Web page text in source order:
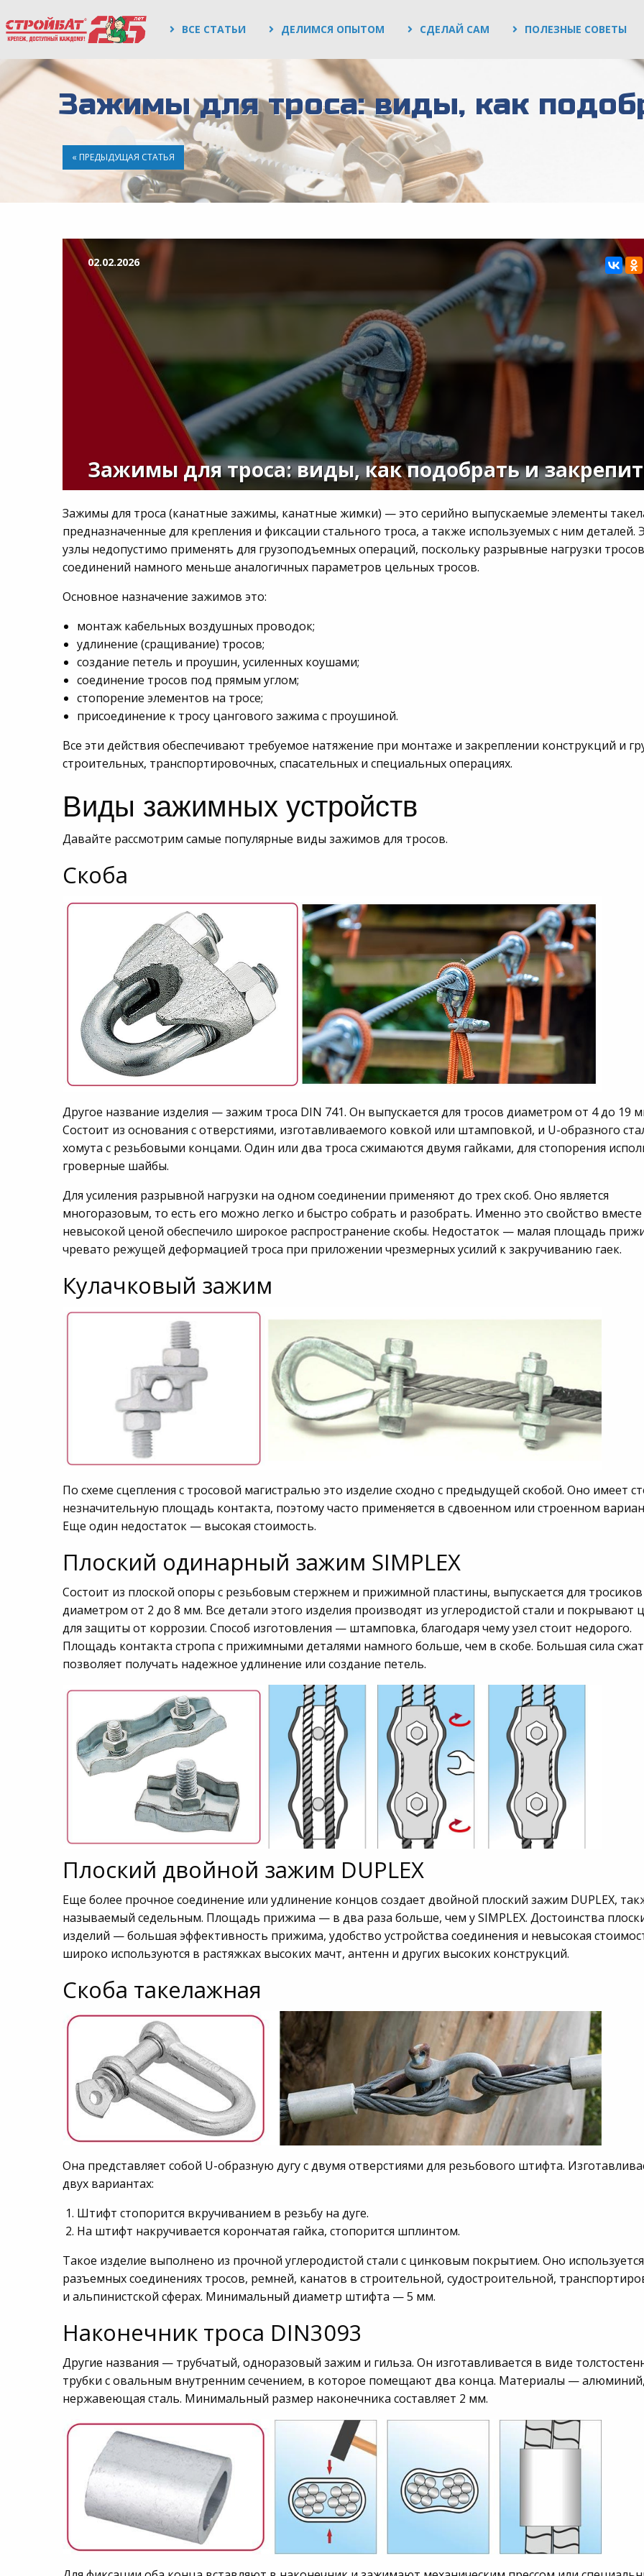
ВСЕ СТАТЬИ ДЕЛИМСЯ ОПЫТОМ СДЕЛАЙ САМ ПОЛЕЗНЫЕ СОВЕТЫ
Зажимы для троса: виды, как
« ПРЕДЫДУЩАЯ СТАТЬЯ
02.02.2026
Зажимы для троса: виды, как подобрать и
Зажимы для троса (канатные зажимы, канатные жимки) — это серийно выпускаемые элементы
предназначенные для крепления и фиксации стального троса, а также используемых с ним деталей.
узлы недопустимо применять для грузоподъемных операций, поскольку разрывные нагрузки
соединений намного меньше аналогичных параметров цельных тросов.
Основное назначение зажимов это:
монтаж кабельных воздушных проводок;
удлинение (сращивание) тросов;
создание петель и проушин, усиленных коушами;
соединение тросов под прямым углом;
стопорение элементов на тросе;
присоединение к тросу цангового зажима с проушиной.
Все эти действия обеспечивают требуемое натяжение при монтаже и закреплении конструкций и
строительных, транспортировочных, спасательных и специальных операциях.
Виды зажимных устройств
Давайте рассмотрим самые популярные виды зажимов для тросов.
Скоба
Другое название изделия — зажим троса DIN 741. Он выпускается для тросов диаметром от 4 до 19
Состоит из основания с отверстиями, изготавливаемого ковкой или штамповкой, и U-образного
хомута с резьбовыми концами. Один или два троса сжимаются двумя гайками, для стопорения
гроверные шайбы.
Для усиления разрывной нагрузки на одном соединении применяют до трех скоб. Оно является
многоразовым, то есть его можно легко и быстро собрать и разобрать. Именно это свойство вместе
невысокой ценой обеспечило широкое распространение скобы. Недостаток — малая площадь
чревато режущей деформацией троса при приложении чрезмерных усилий к закручиванию гаек.
Кулачковый зажим
По схеме сцепления с тросовой магистралью это изделие сходно с предыдущей скобой. Оно имеет
незначительную площадь контакта, поэтому часто применяется в сдвоенном или строенном
Еще один недостаток — высокая стоимость.
Плоский одинарный зажим SIMPLEX
Состоит из плоской опоры с резьбовым стержнем и прижимной пластины, выпускается для тросиков
диаметром от 2 до 8 мм. Все детали этого изделия производят из углеродистой стали и покрывают
для защиты от коррозии. Способ изготовления — штамповка, благодаря чему узел стоит недорого.
Площадь контакта стропа с прижимными деталями намного больше, чем в скобе. Большая сила
позволяет получать надежное удлинение или создание петель.
Плоский двойной зажим DUPLEX
Еще более прочное соединение или удлинение концов создает двойной плоский зажим DUPLEX,
называемый седельным. Площадь прижима — в два раза больше, чем у SIMPLEX. Достоинства
изделий — большая эффективность прижима, удобство устройства соединения и невысокая
широко используются в растяжках высоких мачт, антенн и других высоких конструкций.
Скоба такелажная
Она представляет собой U-образную дугу с двумя отверстиями для резьбового штифта.
двух вариантах:
Штифт стопорится вкручиванием в резьбу на дуге.
На штифт накручивается корончатая гайка, стопорится шплинтом.
Такое изделие выполнено из прочной углеродистой стали с цинковым покрытием. Оно
разъемных соединениях тросов, ремней, канатов в строительной, судостроительной,
и альпинистской сферах. Минимальный диаметр штифта — 5 мм.
Наконечник троса DIN3093
Другие названия — трубчатый, одноразовый зажим и гильза. Он изготавливается в виде
трубки с овальным внутренним сечением, в которое помещают два конца. Материалы —
нержавеющая сталь. Минимальный размер наконечника составляет 2 мм.